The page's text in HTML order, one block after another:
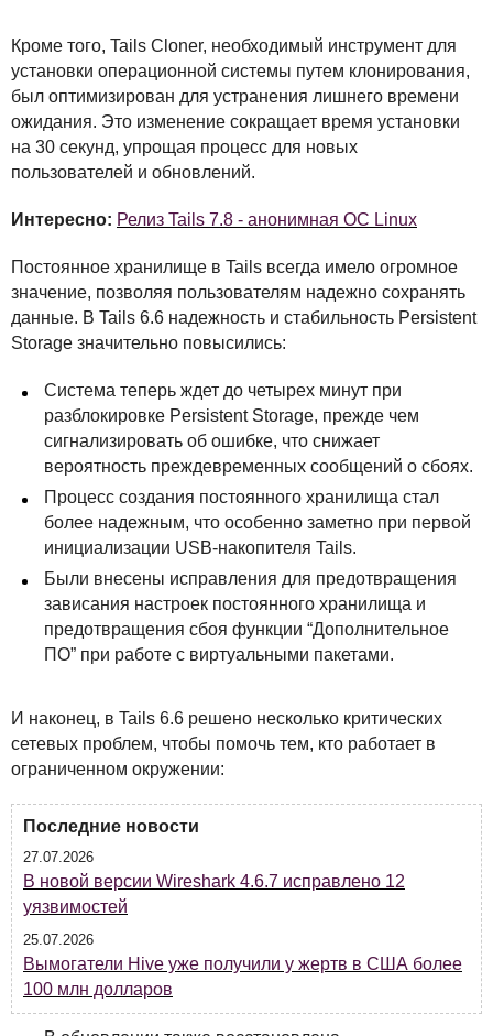
Кроме того, Tails Cloner, необходимый инструмент для
установки операционной системы путем клонирования,
был оптимизирован для устранения лишнего времени
ожидания. Это изменение сокращает время установки
на 30 секунд, упрощая процесс для новых
пользователей и обновлений.
Интересно: Релиз Tails 7.8 - анонимная ОС Linux
Постоянное хранилище в Tails всегда имело огромное
значение, позволяя пользователям надежно сохранять
данные. В Tails 6.6 надежность и стабильность Persistent
Storage значительно повысились:
Система теперь ждет до четырех минут при
разблокировке Persistent Storage, прежде чем
сигнализировать об ошибке, что снижает
вероятность преждевременных сообщений о сбоях.
Процесс создания постоянного хранилища стал
более надежным, что особенно заметно при первой
инициализации USB-накопителя Tails.
Были внесены исправления для предотвращения
зависания настроек постоянного хранилища и
предотвращения сбоя функции “Дополнительное
ПО” при работе с виртуальными пакетами.
И наконец, в Tails 6.6 решено несколько критических
сетевых проблем, чтобы помочь тем, кто работает в
ограниченном окружении:
Последние новости
27.07.2026
В новой версии Wireshark 4.6.7 исправлено 12
уязвимостей
25.07.2026
Вымогатели Hive уже получили у жертв в США более
100 млн долларов